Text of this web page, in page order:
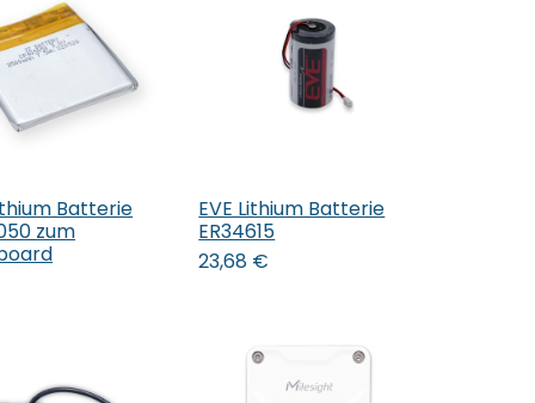
Warenkorb
Batterie
zum
In den Warenkorb
EVE Lithium Batterie
ER34615
23,68 €